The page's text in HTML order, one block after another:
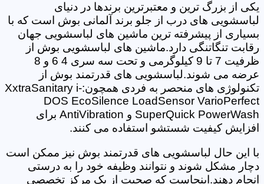
یکی از بزرگ ترین و معتبرترین برندها در دنیای
لباسشویی های درب از جلو برند آلمانی بوش است که با
بسیاری از پیشرفته ترین ماشین های لباسشویی جهان
رقابت تنگاتنگی دارد.ماشین های لباسشویی بوش از
ظرفیت 7 تا 9 کیلوگرمی و تحت سه سری 4 6 و 8
عرضه می شوند.لباسشویی های قدرتمند بوش از
تکنولوژی های منحصر به فردی همچون:XxtraSanitary i-
DOS EcoSilence LoadSensor VarioPerfect
SuperQuick PowerWash و AntiVibration برای
افزایش کیفیت شستشو استفاده می کنند.
با این حال لباسشویی های قدرتمند بوش نیز ممکن است
دچار مشکل شوند و نتوانند وظیفه خود را به درستی
انجام دهند.اینجاست که صحبت از یک مرکز تخصصی